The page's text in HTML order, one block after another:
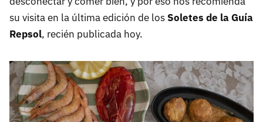
su visita en la última edición de los Soletes de la Guía
Repsol, recién publicada hoy.